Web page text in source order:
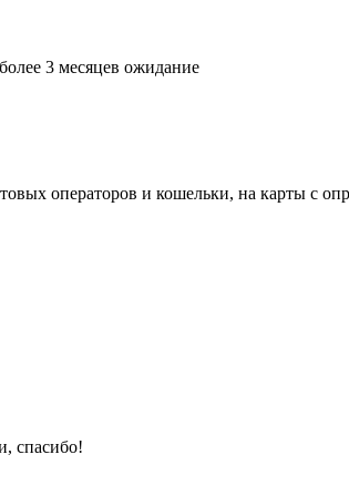
3 месяцев ожидание
операторов и кошельки, на карты с
спасибо!